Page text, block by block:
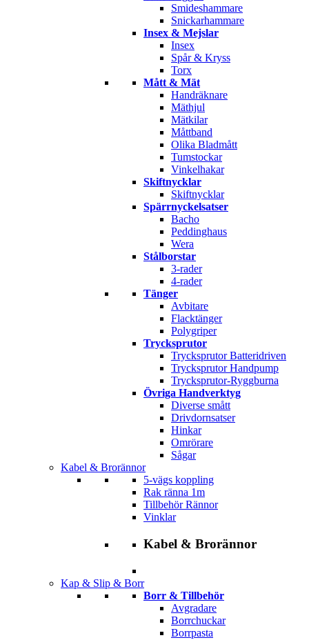
Smideshammare
Snickarhammare
Insex & Mejslar
Insex
Spår & Kryss
Torx
Mått & Mät
Handräknare
Mäthjul
Mätkilar
Måttband
Olika Bladmått
Tumstockar
Vinkelhakar
Skiftnycklar
Skiftnycklar
Spärrnyckelsatser
Bacho
Peddinghaus
Wera
Stålborstar
3-rader
4-rader
Tänger
Avbitare
Flacktänger
Polygriper
Trycksprutor
Trycksprutor Batteridriven
Trycksprutor Handpump
Trycksprutor-Ryggburna
Övriga Handverktyg
Diverse smått
Drivdornsatser
Hinkar
Omrörare
Sågar
Kabel & Brorännor
5-vägs koppling
Rak ränna 1m
Tillbehör Rännor
Vinklar
Kabel & Brorännor
Kap & Slip & Borr
Borr & Tillbehör
Avgradare
Borrchuckar
Borrpasta